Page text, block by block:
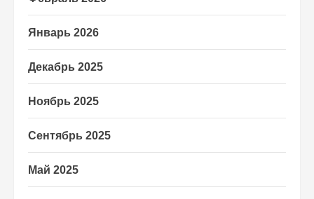
Январь 2026
Декабрь 2025
Ноябрь 2025
Сентябрь 2025
Май 2025